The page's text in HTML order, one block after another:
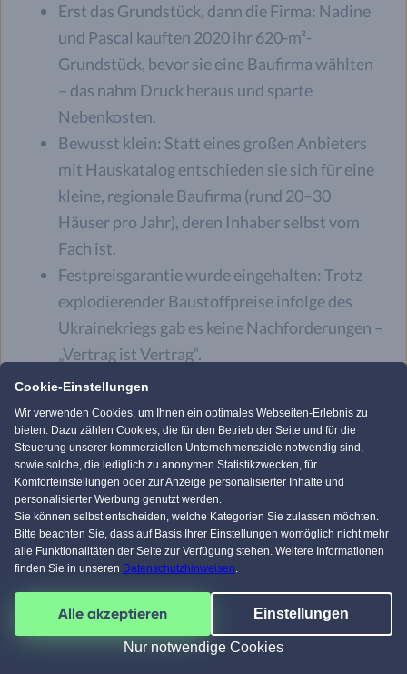
Erst das Grundstück, dann die Firma: Nadine
und Pascal kauften 2020 ihr 620-m²-
Grundstück, bevor sie eine Baufirma wählten
– das nahm Druck heraus und sparte
Nebenkosten.
Bewusst klein: Statt eines großen Anbieters
mit Hauskatalog entschieden sie sich für eine
kleine, regionale Baufirma (rund 20–30
Häuser pro Jahr), deren Inhaber selbst vom
Fach ist.
Festpreisgarantie wurde eingehalten: Trotz
explodierender Baustoffpreise infolge des
Ukrainekriegs gab es keine Nachforderungen –
„Vertrag ist Vertrag“.
Zwei Lieferkrisen gemeistert: 2021 verzögerte
der Holzmangel das Richtfest, 2022 wurden
Wärmepumpen und Schalterkästen knapp.
Kleine Pannen, fair gelöst: Eine zu hoch
gemauerte Treppenwand und ein zunächst
vergessener Badewannenabfluss wurden
unkompliziert korrigiert beziehungsweise zum
Vorteil umgedeutet.
KfW 55 mit Wärmepumpe: monolithisches
Ziegelmauerwerk ohne zusätzliche Dämmung;
finanziert unter anderem über einen KfW-
Cookie-Einstellungen
Wir verwenden Cookies, um Ihnen ein optimales Webseiten-Erlebnis zu
bieten. Dazu zählen Cookies, die für den Betrieb der Seite und für die
Steuerung unserer kommerziellen Unternehmensziele notwendig sind,
sowie solche, die lediglich zu anonymen Statistikzwecken, für
Komforteinstellungen oder zur Anzeige personalisierter Inhalte und
personalisierter Werbung genutzt werden.
Sie können selbst entscheiden, welche Kategorien Sie zulassen möchten.
Bitte beachten Sie, dass auf Basis Ihrer Einstellungen womöglich nicht mehr
alle Funktionalitäten der Seite zur Verfügung stehen. Weitere Informationen
finden Sie in unseren Datenschutzhinweisen.
Alle akzeptieren Einstellungen
Nur notwendige Cookies